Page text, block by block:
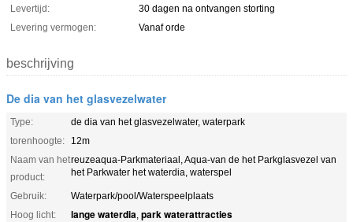
Levertijd:
30 dagen na ontvangen storting
Levering vermogen:
Vanaf orde
beschrijving
De dia van het glasvezelwater
Type:
de dia van het glasvezelwater, waterpark
torenhoogte:
12m
Naam van het
product:
reuzeaqua-Parkmateriaal, Aqua-van de het Parkglasvezel van
het Parkwater het waterdia, waterspel
Gebruik:
Waterpark/pool/Waterspeelplaats
Hoog licht:
lange waterdia, park waterattracties